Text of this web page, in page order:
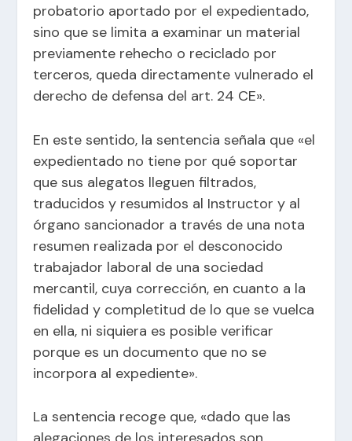
probatorio aportado por el expedientado,
sino que se limita a examinar un material
previamente rehecho o reciclado por
terceros, queda directamente vulnerado el
derecho de defensa del art. 24 CE».
En este sentido, la sentencia señala que «el
expedientado no tiene por qué soportar
que sus alegatos lleguen filtrados,
traducidos y resumidos al Instructor y al
órgano sancionador a través de una nota
resumen realizada por el desconocido
trabajador laboral de una sociedad
mercantil, cuya corrección, en cuanto a la
fidelidad y completitud de lo que se vuelca
en ella, ni siquiera es posible verificar
porque es un documento que no se
incorpora al expediente».
La sentencia recoge que, «dado que las